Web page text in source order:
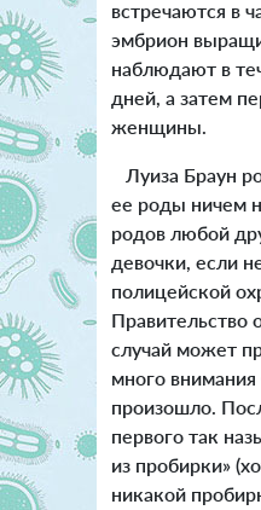
встречаются в
эмбрион
наблюдают в
дней, а затем
женщины.
Луиза Браун
ее роды ничем
родов любой
девочки, если
полицейской
Правительство
случай может
много
произошло.
первого так
из пробирки»
никакой